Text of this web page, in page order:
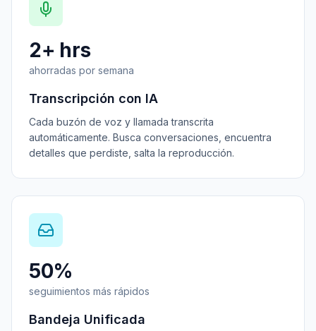
2+ hrs
ahorradas por semana
Transcripción con IA
Cada buzón de voz y llamada transcrita
automáticamente. Busca conversaciones, encuentra
detalles que perdiste, salta la reproducción.
50%
seguimientos más rápidos
Bandeja Unificada